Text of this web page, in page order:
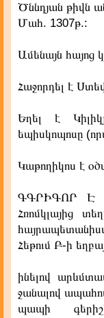
Ծննդյան թիվն
Մահ. 1307թ.:
Ամենայն հայոց
Հաջորդել է
Եղել է
եպիսկոպոսը
Կաթողիկոս է
ԳԳՐԻԳՈՐ Է
Հռոմկլայից
Հեթում Բ-ի
ինելով
ջանալով
պապի